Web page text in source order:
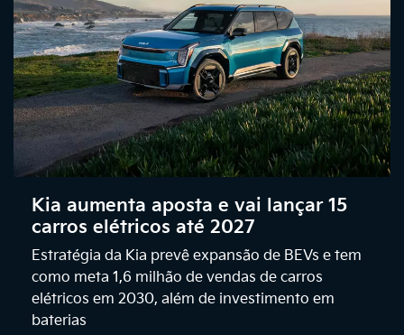
Kia aumenta aposta e vai lançar 15
carros elétricos até 2027
Estratégia da Kia prevê expansão de BEVs e tem
como meta 1,6 milhão de vendas de carros
elétricos em 2030, além de investimento em
baterias